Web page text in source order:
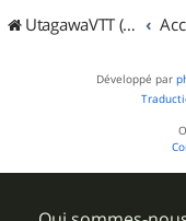
UtagawaVTT (Randos VTT et VTTAE avec traces GPS)
Développé par